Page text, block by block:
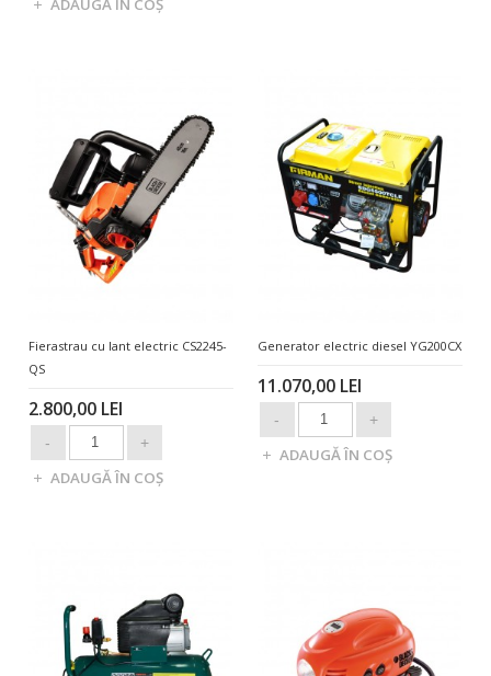
Fierastrau cu lant electric CS2245-
QS
2.800,00 LEI
Generator electric diesel YG200CX
11.070,00 LEI